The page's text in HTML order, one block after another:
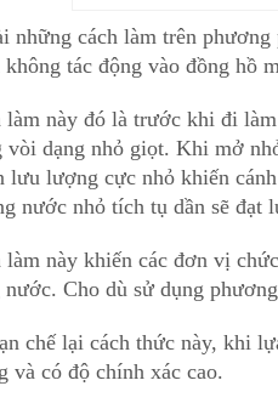
những cách làm trên
không tác động vào đồng hồ
làm này đó là trước khi đi
vòi dạng nhỏ giọt. Khi mở
lưu lượng cực nhỏ khiến
nước nhỏ tích tụ dần sẽ đạt
làm này khiến các đơn vị
nước. Cho dù sử dụng
chế lại cách thức này, khi
và có độ chính xác cao.